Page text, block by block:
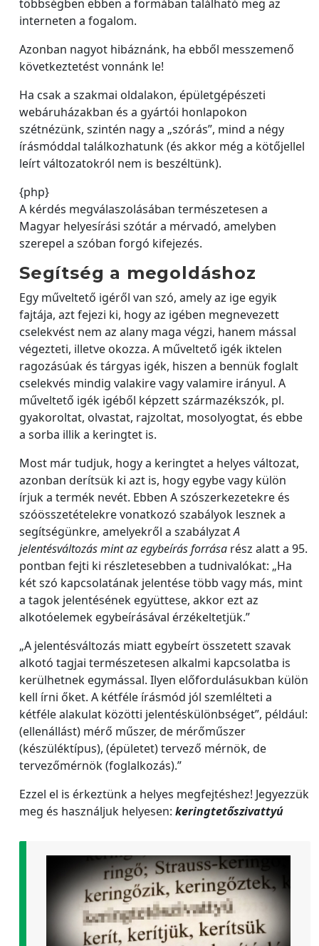
többségben ebben a formában található meg az
interneten a fogalom.
Azonban nagyot hibáznánk, ha ebből messzemenő
következtetést vonnánk le!
Ha csak a szakmai oldalakon, épületgépészeti
webáruházakban és a gyártói honlapokon
szétnézünk, szintén nagy a „szórás”, mind a négy
írásmóddal találkozhatunk (és akkor még a kötőjellel
leírt változatokról nem is beszéltünk).
{php}
A kérdés megválaszolásában természetesen a
Magyar helyesírási szótár a mérvadó, amelyben
szerepel a szóban forgó kifejezés.
Segítség a megoldáshoz
Egy műveltető igéről van szó, amely az ige egyik
fajtája, azt fejezi ki, hogy az igében megnevezett
cselekvést nem az alany maga végzi, hanem mással
végezteti, illetve okozza. A műveltető igék iktelen
ragozásúak és tárgyas igék, hiszen a bennük foglalt
cselekvés mindig valakire vagy valamire irányul. A
műveltető igék igéből képzett származékszók, pl.
gyakoroltat, olvastat, rajzoltat, mosolyogtat, és ebbe
a sorba illik a keringtet is.
Most már tudjuk, hogy a keringtet a helyes változat,
azonban derítsük ki azt is, hogy egybe vagy külön
írjuk a termék nevét. Ebben A szószerkezetekre és
szóösszetételekre vonatkozó szabályok lesznek a
segítségünkre, amelyekről a szabályzatA
jelentésváltozás mint az egybeírás forrása rész alatt a 95.
pontban fejti ki részletesebben a tudnivalókat: „Ha
két szó kapcsolatának jelentése több vagy más, mint
a tagok jelentésének együttese, akkor ezt az
alkotóelemek egybeírásával érzékeltetjük.”
„A jelentésváltozás miatt egybeírt összetett szavak
alkotó tagjai természetesen alkalmi kapcsolatba is
kerülhetnek egymással. Ilyen előfordulásukban külön
kell írni őket. A kétféle írásmód jól szemlélteti a
kétféle alakulat közötti jelentéskülönbséget”, például:
(ellenállást) mérő műszer, de mérőműszer
(készüléktípus), (épületet) tervező mérnök, de
tervezőmérnök (foglalkozás).”
Ezzel el is érkeztünk a helyes megfejtéshez! Jegyezzük
meg és használjuk helyesen: keringtetőszivattyú